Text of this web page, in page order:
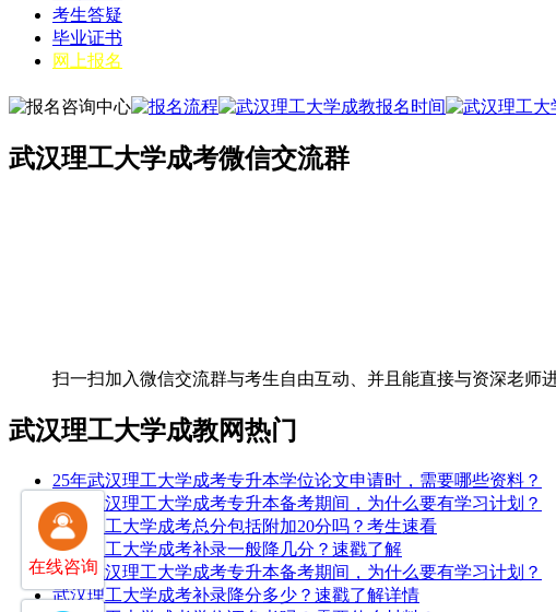
考生答疑
毕业证书
网上报名
武汉理工大学成考微信交流群
扫一扫加入微信交流群与考生自由互动、并且能直接与资深老师
武汉理工大学成教网热门
25年武汉理工大学成考专升本学位论文申请时，需要哪些资料？
25年武汉理工大学成考专升本备考期间，为什么要有学习计划？
武汉理工大学成考总分包括附加20分吗？考生速看
武汉理工大学成考补录一般降几分？速戳了解
25年武汉理工大学成考专升本备考期间，为什么要有学习计划？
武汉理工大学成考补录降分多少？速戳了解详情
在线咨询